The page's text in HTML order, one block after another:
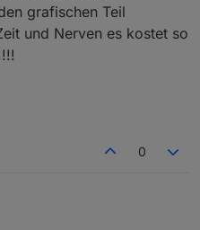
grafischen Teil
und Nerven es kostet so
0